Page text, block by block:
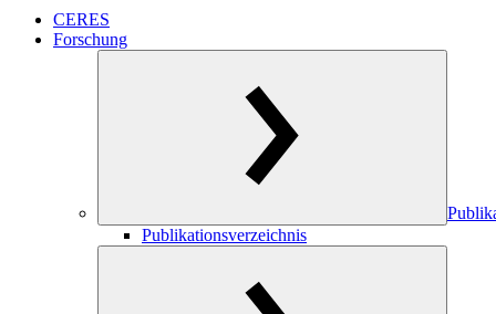
CERES
Forschung
Publikationsverzeichnis